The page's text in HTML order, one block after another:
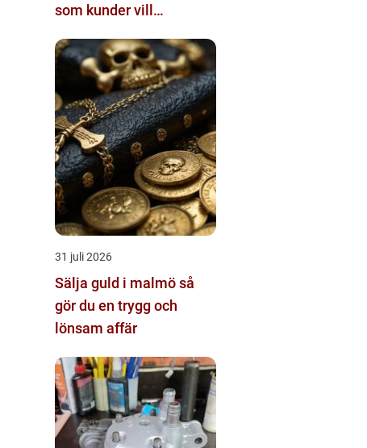
som kunder vill
31 juli 2026
Sälja guld i malmö så
gör du en trygg och
lönsam affär